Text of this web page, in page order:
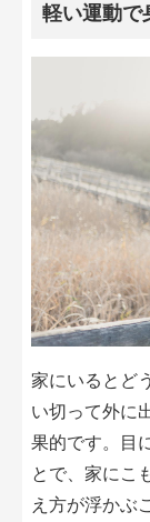
軽い運動で
家にいるとど
い切って外に
果的です。目
とで、家にこ
え方が浮かぶ